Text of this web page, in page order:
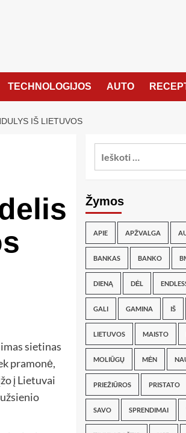
TECHNOLOGIJOS AUTO
IŠ LIETUVOS
sietinas
pramonė,
į Lietuvai
Žymos
APIE APŽVALGA
BANKAS BANKO
DIENĄ DĖL
GALI GAMINA IŠ
LIETUVOS MAISTO
MOLIŪGŲ MĖN
PRIEŽIŪROS PRISTATO
SAVO SPRENDIMAI